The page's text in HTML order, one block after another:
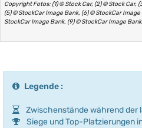
Copyright Fotos: (1) © Stock Car, (2) © Stock Car,
(5) © StockCar Image Bank, (6) © StockCar
StockCar Image Bank, (9) © StockCar Image
Legende :
Zwischenstände während der
Siege und Top-Platzierungen